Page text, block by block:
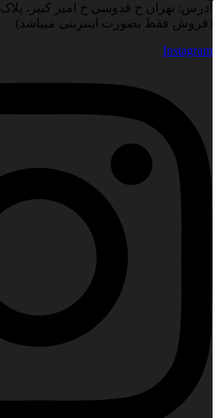
آدرس: تهران خ قدوسی خ امیر کبیر، پلاک 256 واحد6
(فروش فقط بصورت اینترنتی میباشد)
Instagram